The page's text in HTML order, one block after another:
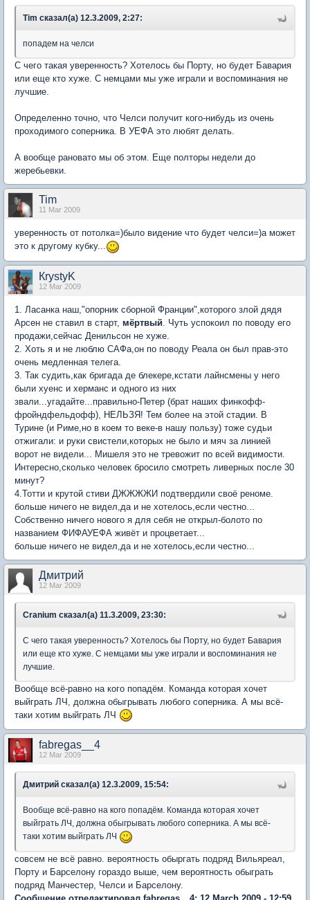
Tim сказал(а) 12.3.2009, 2:27:
попадем на челси
С чего такая уверенность? Хотелось бы Порту, но будет Бавария
или еще кто хуже. С немцами мы уже играли и воспоминания не
лучшие.
Определенно точно, что Челси получит кого-нибудь из очень
проходимого соперника. В УЕФА это любят делать.
А вообще рановато мы об этом. Еще полторы недели до
жеребьевки.
Tim
11 Mar 2009
уверенность от потолка=)было видение что будет челси=)а может
это к другому кубку...
КrystyK
12 Mar 2009
1. Ласанка наш,"опорник сборной Франции",которого злой дядя
Арсен не ставил в старт, мёртвый . Чуть успокоил по поводу его
продажи,сейчас Денильсон не хуже.
2. Хоть я и не люблю САФа,он по поводу Реала он был прав-это
очень медленная телега.
3. Так судить,как бригада де блекере,кстати лайнсмены у него
были хуенс и херманс и одного из них
звали...угадайте...правильно-Петер (брат наших финкофф-
фройндфельдофф), НЕЛЬЗЯ! Тем более на этой стадии. В
Турине (и Риме,но в коем то веке-в нашу пользу) тоже судьи
отжигали: и руки свистели,которых не было и мяч за линией
ворот не видели... Мишеля это не тревожит по всей видимости.
Интересно,сколько человек бросило смотреть ливерных после 30
минут?
4.Тотти и крутой стиви ДЖЖЖЖИ подтвердили своё реноме.
больше ничего не видел,да и не хотелось,если честно...
Собственно ничего нового я для себя не открыл-болото по
названием ФИФАУЕФА живёт и процветает...
больше ничего не видел,да и не хотелось,если честно...
Дмитрий
12 Mar 2009
Cranium сказал(а) 11.3.2009, 23:30:
С чего такая уверенность? Хотелось бы Порту, но будет Бавария
или еще кто хуже. С немцами мы уже играли и воспоминания не
лучшие.
Вообще всё-равно на кого попадём. Команда которая хочет
выйграть ЛЧ, должна обыгрывать любого соперника. А мы всё-
таки хотим выйграть ЛЧ
fabregas__4
12 Mar 2009
Дмитрий сказал(а) 12.3.2009, 15:54:
Вообще всё-равно на кого попадём. Команда которая хочет
выйграть ЛЧ, должна обыгрывать любого соперника. А мы всё-
таки хотим выйграть ЛЧ
совсем не всё равно. вероятность обыргать подряд Вильяреал,
Порту и Барселону гораздо выше, чем вероятность обыграть
подряд Манчестер, Челси и Барселону.